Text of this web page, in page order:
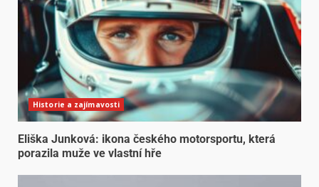
Historie a zajímavosti
Eliška Junková: ikona českého motorsportu, která
porazila muže ve vlastní hře